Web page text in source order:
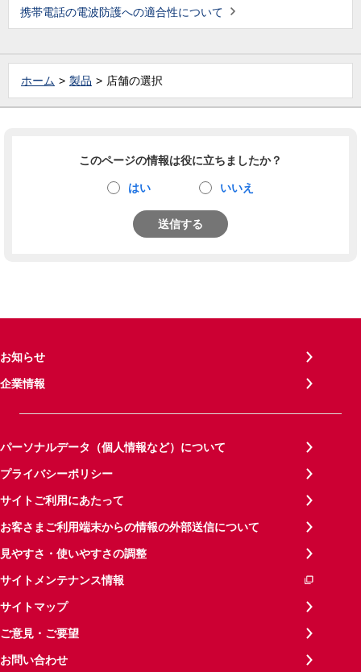
携帯電話の電波防護への適合性について
ホーム 製品 店舗の選択
このページの情報は役に立ちましたか？
はい いいえ
送信する
お知らせ
企業情報
パーソナルデータ（個人情報など）について
プライバシーポリシー
サイトご利用にあたって
お客さまご利用端末からの情報の外部送信について
見やすさ・使いやすさの調整
サイトメンテナンス情報
サイトマップ
ご意見・ご要望
お問い合わせ